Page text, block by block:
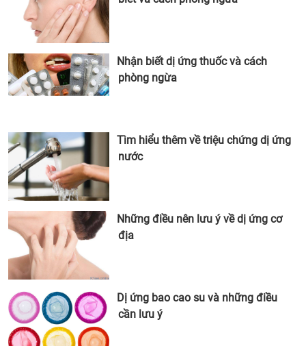
Nhận biết dị ứng thuốc và cách
phòng ngừa
Tìm hiểu thêm về triệu chứng dị ứng
nước
Những điều nên lưu ý về dị ứng cơ
địa
Dị ứng bao cao su và những điều
cần lưu ý